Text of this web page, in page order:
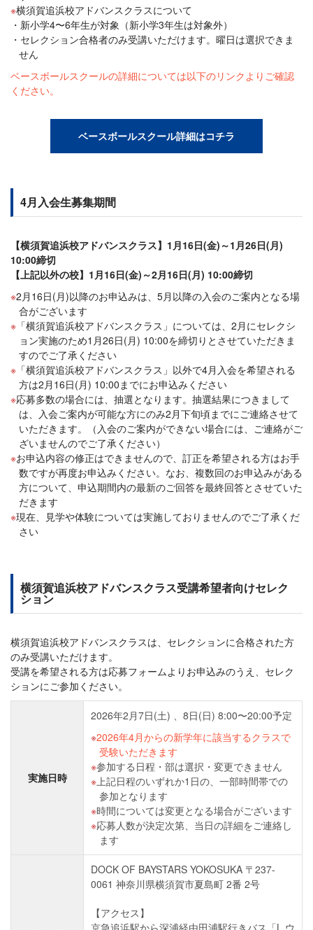
横須賀追浜校アドバンスクラスについて
新小学4〜6年生が対象（新小学3年生は対象外）
セレクション合格者のみ受講いただけます。曜日は選択できま
せん
ベースボールスクールの詳細については以下のリンクよりご確認
ください。
ベースボールスクール詳細はコチラ
4月入会生募集期間
【横須賀追浜校アドバンスクラス】1月16日(金)～1月26日(月)
10:00締切
【上記以外の校】1月16日(金)～2月16日(月) 10:00締切
2月16日(月)以降のお申込みは、5月以降の入会のご案内となる場
合がございます
「横須賀追浜校アドバンスクラス」については、2月にセレクシ
ョン実施のため1月26日(月) 10:00を締切りとさせていただきま
すのでご了承ください
「横須賀追浜校アドバンスクラス」以外で4月入会を希望される
方は2月16日(月) 10:00までにお申込みください
応募多数の場合には、抽選となります。抽選結果につきまして
は、入会ご案内が可能な方にのみ2月下旬頃までにご連絡させて
いただきます。（入会のご案内ができない場合には、ご連絡がご
ざいませんのでご了承ください）
お申込内容の修正はできませんので、訂正を希望される方はお手
数ですが再度お申込みください。なお、複数回のお申込みがある
方について、申込期間内の最新のご回答を最終回答とさせていた
だきます
現在、見学や体験については実施しておりませんのでご了承くだ
さい
横須賀追浜校アドバンスクラス受講希望者向けセレク
ション
横須賀追浜校アドバンスクラスは、セレクションに合格された方
のみ受講いただけます。
受講を希望される方は応募フォームよりお申込みのうえ、セレク
ションにご参加ください。
実施日時
2026年2⽉7⽇(土) 、8日(日) 8:00〜20:00予定
2026年4⽉からの新学年に該当するクラスで
受験いただきます
参加する日程・部は選択・変更できません
上記日程のいずれか1日の、一部時間帯での
参加となります
時間については変更となる場合がございます
応募⼈数が決定次第、当日の詳細をご連絡し
ます
DOCK OF BAYSTARS YOKOSUKA 〒237-
0061 神奈川県横須賀市夏島町 2番 2号
【アクセス】
京急追浜駅から深浦経由⽥浦駅⾏きバス「L ウ